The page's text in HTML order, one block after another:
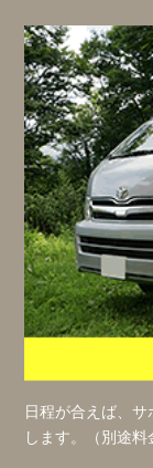
日程が合えば、
します。（別途料